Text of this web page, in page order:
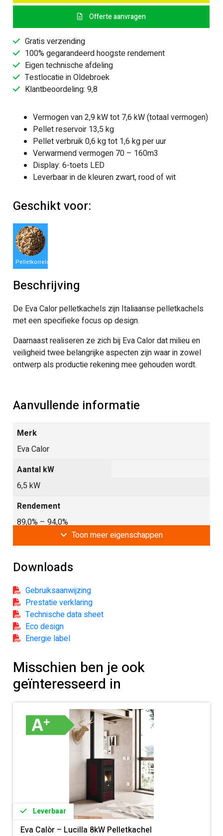
6,5kW
Offerte aanvragen
Gratis verzending
100% gegarandeerd hoogste rendement
Eigen technische afdeling
Testlocatie in Oldebroek
Klantbeoordeling: 9,8
Vermogen van 2,9 kW tot 7,6 kW (totaal vermogen)
Pellet reservoir 13,5 kg
Pellet verbruik 0,6 kg tot 1,6 kg per uur
Verwarmend vermogen 70 – 160m3
Display: 6-toets LED
Leverbaar in de kleuren zwart, rood of wit
Geschikt voor:
Pelletkorrels
Beschrijving
De Eva Calor pelletkachels zijn Italiaanse pelletkachels
met een specifieke focus op design.
Daarnaast realiseren ze zich bij Eva Calor dat milieu en
veiligheid twee belangrijke aspecten zijn waar in zowel
ontwerp als productie rekening mee gehouden wordt.
Aanvullende informatie
Merk
Eva Calor
Aantal kW
6,5 kW
Rendement
89,0% – 94,0%
Pellet verbruik
68 kg
Inhoud pelletreservoir
13,5 kg
44,9 x 51,7 x 97,4
Display
6-toets LED
WiFi module
Te verwarmen m³
Toonmeereigenschappen
Downloads
Gebruiksaanwijzing
Prestatie verklaring
Technische data sheet
Eco design
Energie label
Misschien ben je ook
geïnteresseerd in
Leverbaar
Eva Calòr – Lucilla 8kW Pelletkachel